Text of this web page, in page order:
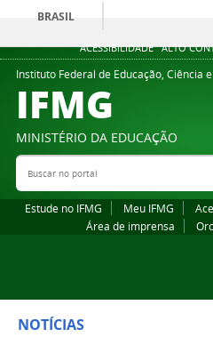
ACESSIBILIDADE ALTO
BRASIL
Instituto Federal de Educação, Ciência
IFMG
MINISTÉRIO DA EDUCAÇÃO
Buscar no portal
Estude no IFMG Meu IFMG
Área de imprensa
NOTÍCIAS